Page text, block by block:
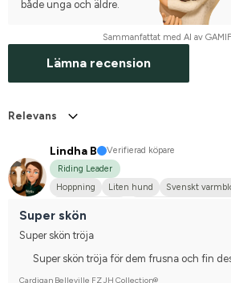
både unga och äldre.
Sammanfattat med AI av
Lämna recension
Relevans
Lindha B
Verifierad köpare
Riding Leader
Hoppning
Liten hund Svenskt
Super skön
Super skön tröja
Super skön tröja för dem frusna och fin
Cardigan Belleville FZ JH Collection®